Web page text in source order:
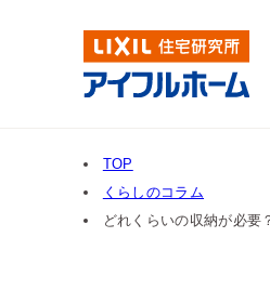
TOP
くらしのコラム
どれくらいの収納が必要